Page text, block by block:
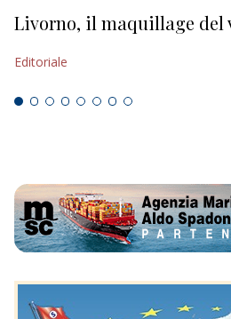
Livorno, il maquillage del
Editoriale